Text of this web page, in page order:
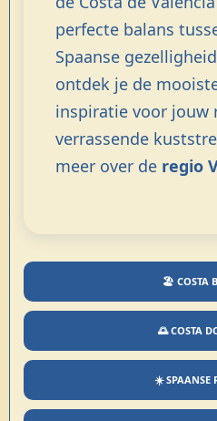
perfecte balans
Spaanse
ontdek je de
inspiratie voor jouw
verrassende
meer over de regio
🏖️ COSTA
🌅 COSTA
☀️ SPAANSE